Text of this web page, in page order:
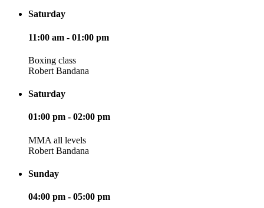
Saturday
11:00 am - 01:00 pm
Boxing class
Robert Bandana
Saturday
01:00 pm - 02:00 pm
MMA all levels
Robert Bandana
Sunday
04:00 pm - 05:00 pm